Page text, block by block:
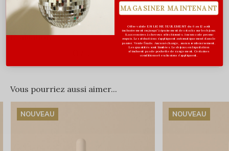
Évaluations
Vous pourriez aussi aimer...
NOUVEAU NOUVEAU
MAGASINER MAINTENANT
Offre valide EN LIGNE SEULEMENT du 6 au 12 août
inclusivement ou jusqu'à épuisement des stocks sur les bijoux
& accessoires à cheveux sélectionnés. Aucun code promo
requis. Les réductions s’appliquent automatiquement dans le
panier. Vente finale. Aucun échange, aucun remboursement.
Les quantités sont limitées. Les bijoux en liquidation
n'incluent pas de pochette de rangement. Certaines
conditions et exclusions s'appliquent.